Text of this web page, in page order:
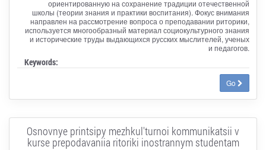
ориентированную на сохранение традиции отечественной
школы (теории знания и практики воспитания). Фокус внимания
направлен на рассмотрение вопроса о преподавании риторики,
используется многообразный материал социокультурного знания
и исторические труды выдающихся русских мыслителей, ученых
и педагогов.
Keywords:
Go
Osnovnye printsipy mezhkul'turnoi kommunikatsii v
kurse prepodavaniia ritoriki inostrannym studentam